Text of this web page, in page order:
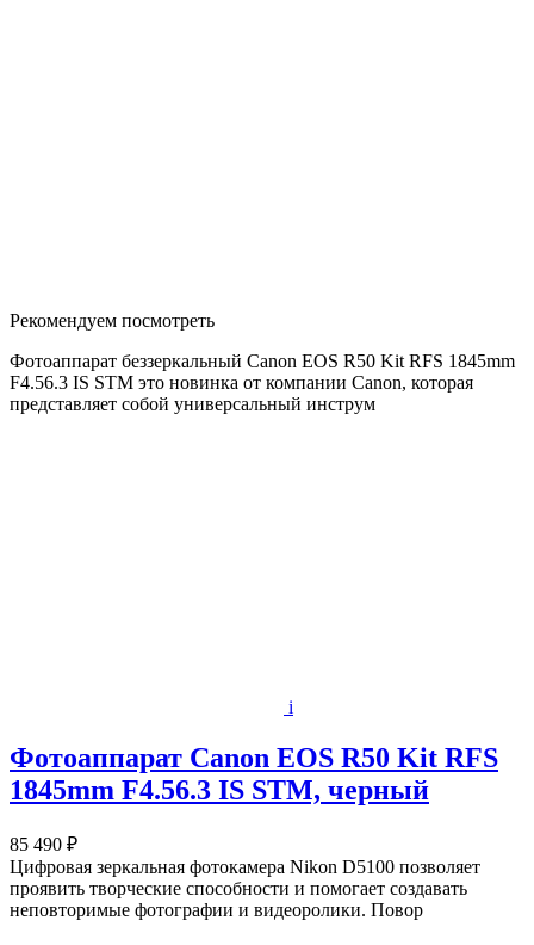
Рекомендуем посмотреть
Фотоаппарат беззеркальный Canon EOS R50 Kit RFS 1845mm
F4.56.3 IS STM это новинка от компании Canon, которая
представляет собой универсальный инструм
i
Фотоаппарат Canon EOS R50 Kit RFS
1845mm F4.56.3 IS STM, черный
85 490 ₽
Цифровая зеркальная фотокамера Nikon D5100 позволяет
проявить творческие способности и помогает создавать
неповторимые фотографии и видеоролики. Повор